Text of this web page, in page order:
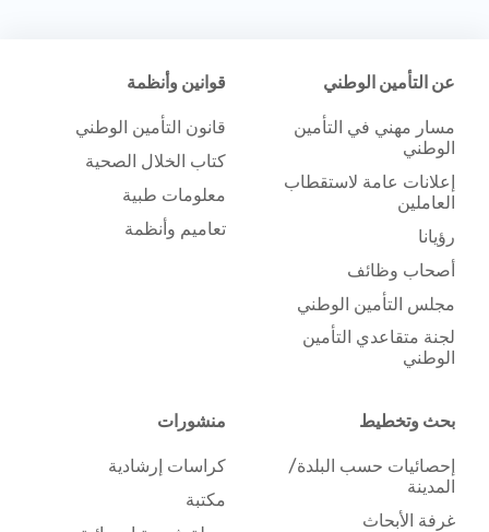
عن التأمين الوطني
مسار مهني في التأمين
الوطني
إعلانات عامة لاستقطاب
العاملين
رؤيانا
أصحاب وظائف
مجلس التأمين الوطني
لجنة متقاعدي التأمين
الوطني
قوانين وأنظمة
قانون التأمين الوطني
كتاب الخلال الصحية
معلومات طبية
تعاميم وأنظمة
بحث وتخطيط
إحصائيات حسب البلدة/
المدينة
غرفة الأبحاث
منشورات
كراسات إرشادية
مكتبة